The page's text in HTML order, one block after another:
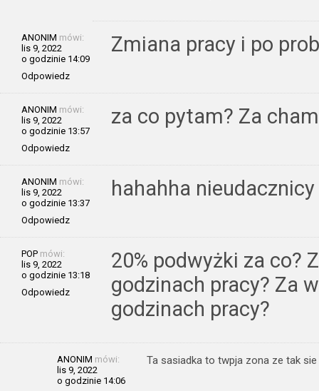
ANONIM mówi:
lis 9, 2022
o godzinie 14:09
Odpowiedz
Zmiana pracy i po
ANONIM mówi:
lis 9, 2022
o godzinie 13:57
Odpowiedz
za co pytam? Za
ANONIM mówi:
lis 9, 2022
o godzinie 13:37
Odpowiedz
hahahha
POP mówi:
lis 9, 2022
o godzinie 13:18
Odpowiedz
20% podwyżki za co?
godzinach pracy? Za
godzinach pracy?
ANONIM mówi:
lis 9, 2022
o godzinie 14:06
Ta sasiadka to twpja zona ze tak